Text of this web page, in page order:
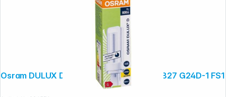
Osram DULUX D Energiesparlampe 10W/827 G24D-1 FS1